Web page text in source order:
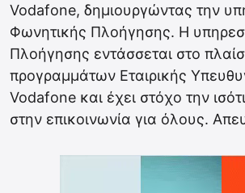
Vodafone, δημιουργώντας την
Φωνητικής Πλοήγησης. Η
Πλοήγησης εντάσσεται στο
προγραμμάτων Εταιρικής
Vodafone και έχει στόχο την
στην επικοινωνία για όλους.